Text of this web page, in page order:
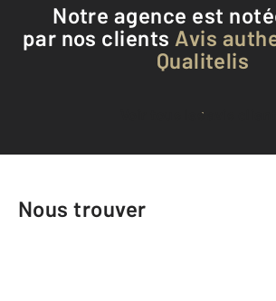
Notre agence est
par nos clients Avis
Qualitelis
Voir tous les avis clients
Nous trouver